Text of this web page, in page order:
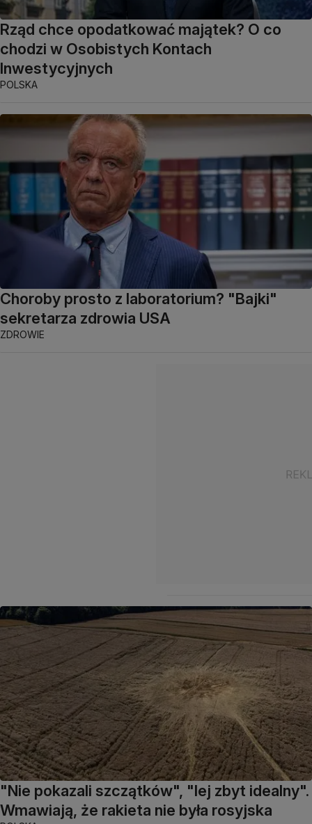
Rząd chce opodatkować majątek? O co
chodzi w Osobistych Kontach
Inwestycyjnych
POLSKA
Choroby prosto z laboratorium? "Bajki"
sekretarza zdrowia USA
ZDROWIE
"Nie pokazali szczątków", "lej zbyt idealny".
Wmawiają, że rakieta nie była rosyjska